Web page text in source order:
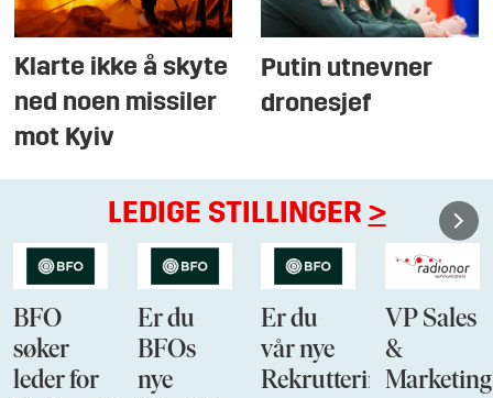
Klarte ikke å skyte
ned noen missiler
mot Kyiv
Putin utnevner
dronesjef
LEDIGE STILLINGER >
BFO
søker
leder for
Er du
BFOs
nye
Er du
vår nye
VP Sales
&
Marketing